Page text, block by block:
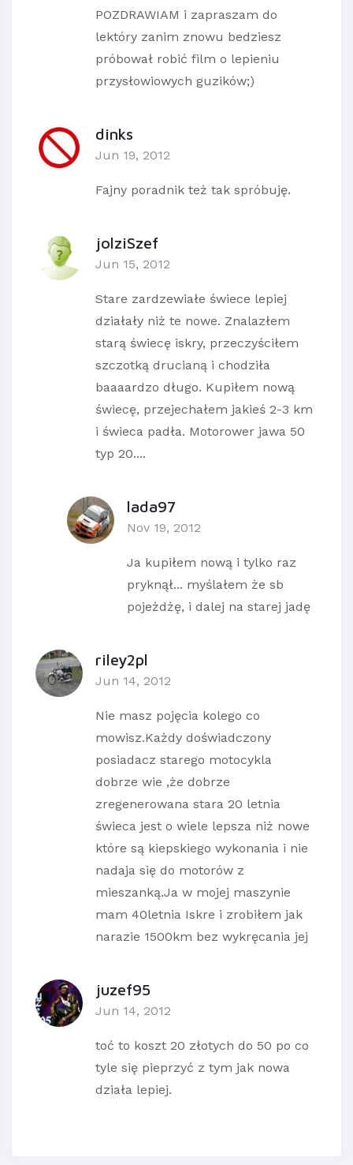
POZDRAWIAM i zapraszam do
lektóry zanim znowu bedziesz
próbował robić film o lepieniu
przysłowiowych guzików;)
dinks
Jun 19, 2012
Fajny poradnik też tak spróbuję.
jolziSzef
Jun 15, 2012
Stare zardzewiałe świece lepiej
działały niż te nowe. Znalazłem
starą świecę iskry, przeczyściłem
szczotką drucianą i chodziła
baaaardzo długo. Kupiłem nową
świecę, przejechałem jakieś 2-3 km
i świeca padła. Motorower jawa 50
typ 20....
lada97
Nov 19, 2012
Ja kupiłem nową i tylko raz
pryknął... myślałem że sb
pojeżdżę, i dalej na starej jadę
riley2pl
Jun 14, 2012
Nie masz pojęcia kolego co
mowisz.Każdy doświadczony
posiadacz starego motocykla
dobrze wie ,że dobrze
zregenerowana stara 20 letnia
świeca jest o wiele lepsza niż nowe
które są kiepskiego wykonania i nie
nadaja się do motorów z
mieszanką.Ja w mojej maszynie
mam 40letnia Iskre i zrobiłem jak
narazie 1500km bez wykręcania jej
juzef95
Jun 14, 2012
toć to koszt 20 złotych do 50 po co
tyle się pieprzyć z tym jak nowa
działa lepiej.